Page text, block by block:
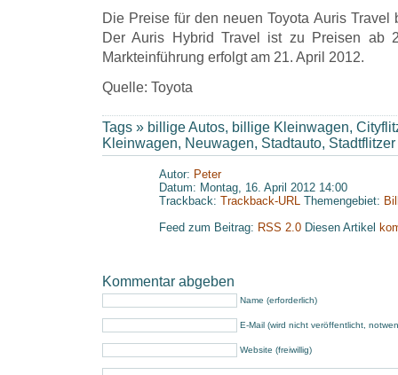
Die Preise für den neuen Toyota Auris Travel
Der Auris Hybrid Travel ist zu Preisen ab
Markteinführung erfolgt am 21. April 2012.
Quelle: Toyota
Tags » billige Autos, billige Kleinwagen,
Kleinwagen, Neuwagen, Stadtauto, Stadtflitzer
Autor: Peter
Datum: Montag, 16. April 2012 14:00
Trackback: Trackback-URL Themengebiet:
Feed zum Beitrag: RSS 2.0 Diesen Artikel
Kommentar abgeben
Name (erforderlich)
E-Mail (wird nicht veröffentlicht,
Website (freiwillig)